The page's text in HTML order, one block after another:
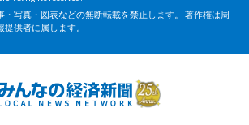
・写真・図表などの無断転載を禁止します。 著作権は周
供者に属します。